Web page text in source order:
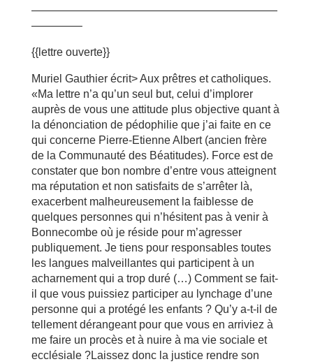
——————————————————————
————–
{{lettre ouverte}}
Muriel Gauthier écrit> Aux prêtres et catholiques.
«Ma lettre n’a qu’un seul but, celui d’implorer
auprès de vous une attitude plus objective quant à
la dénonciation de pédophilie que j’ai faite en ce
qui concerne Pierre-Etienne Albert (ancien frère
de la Communauté des Béatitudes). Force est de
constater que bon nombre d’entre vous atteignent
ma réputation et non satisfaits de s’arrêter là,
exacerbent malheureusement la faiblesse de
quelques personnes qui n’hésitent pas à venir à
Bonnecombe où je réside pour m’agresser
publiquement. Je tiens pour responsables toutes
les langues malveillantes qui participent à un
acharnement qui a trop duré (…) Comment se fait-
il que vous puissiez participer au lynchage d’une
personne qui a protégé les enfants ? Qu’y a-t-il de
tellement dérangeant pour que vous en arriviez à
me faire un procès et à nuire à ma vie sociale et
ecclésiale ?Laissez donc la justice rendre son